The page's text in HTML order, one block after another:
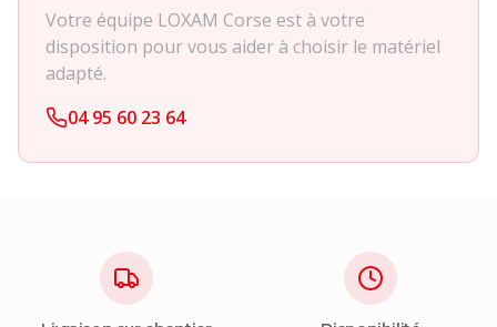
Votre équipe LOXAM Corse est à votre
disposition pour vous aider à choisir le matériel
adapté.
04 95 60 23 64